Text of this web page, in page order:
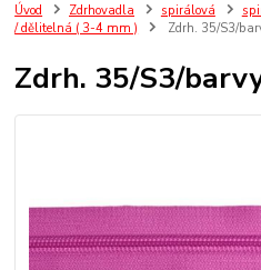
Úvod Zdrhovadla spirálová
/ dělitelná ( 3-4 mm )
Zdrh. 35/S3/
Zdrh. 35/S3/